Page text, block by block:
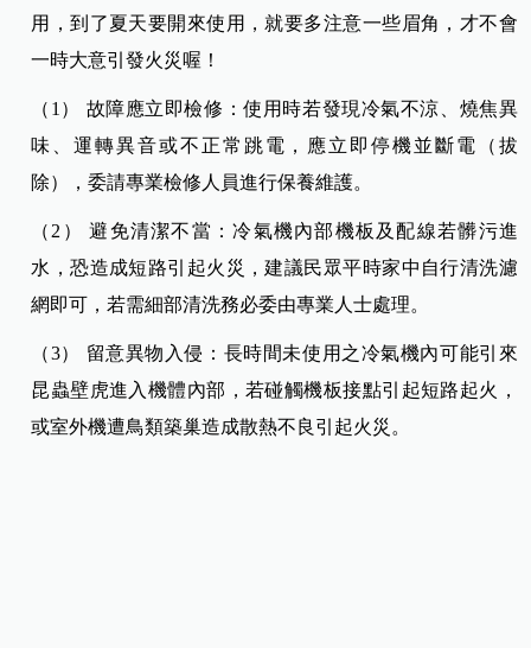
用，到了夏天要開來使用，就要多注意一些眉角，才不會
一時大意引發火災喔！
（1） 故障應立即檢修：使用時若發現冷氣不涼、燒焦異
味、運轉異音或不正常跳電，應立即停機並斷電（拔
除），委請專業檢修人員進行保養維護。
（2） 避免清潔不當：冷氣機內部機板及配線若髒污進
水，恐造成短路引起火災，建議民眾平時家中自行清洗濾
網即可，若需細部清洗務必委由專業人士處理。
（3） 留意異物入侵：長時間未使用之冷氣機內可能引來
昆蟲壁虎進入機體內部，若碰觸機板接點引起短路起火，
或室外機遭鳥類築巢造成散熱不良引起火災。